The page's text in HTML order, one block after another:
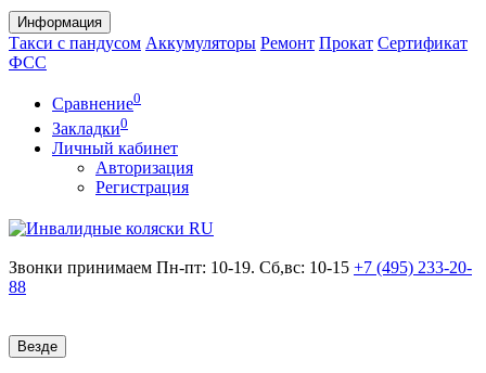
Информация
Такси с пандусом Аккумуляторы Ремонт Прокат Сертификат
ФСС
Сравнение0
Закладки0
Личный кабинет
Авторизация
Регистрация
Звонки принимаем Пн-пт: 10-19. Сб,вс: 10-15 +7 (495) 233-20-
88
Везде